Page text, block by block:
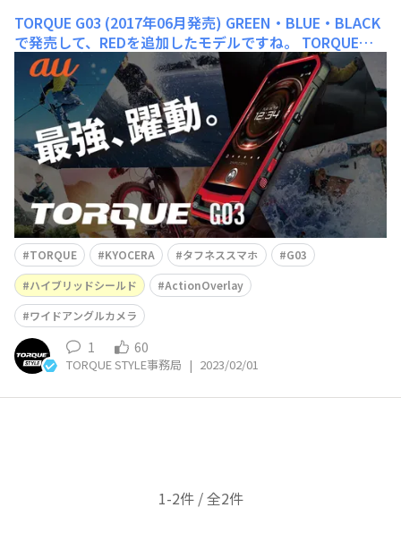
TORQUE G03 (2017年06月発売) GREEN・BLUE・BLACK
で発売して、REDを追加したモデルですね。 TORQUEはG
01・G02と、デバイスの上下非対称性にこだわってきたん
ですね。スマホという真四角のデバイスを使おうとしたと
きに上下逆さま！みたいなことが当時よくあって、タフネ
スギアとしては持つだけで上下がわかるこ
TORQUE KYOCERA タフネススマホ
G03
ハイブリッドシールド
ActionOverlay
ワイドアングルカメラ
1 60
TORQUE STYLE事務局 | 2023/02/01
1-2件 / 全2件